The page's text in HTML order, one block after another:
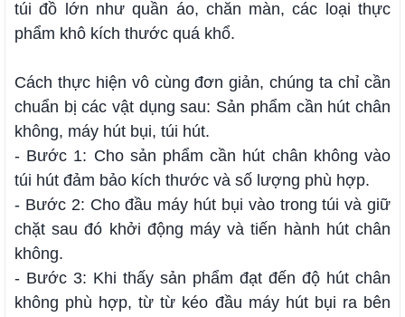
túi đồ lớn như quần áo, chăn màn, các loại thực
phẩm khô kích thước quá khổ.
Cách thực hiện vô cùng đơn giản, chúng ta chỉ cần
chuẩn bị các vật dụng sau: Sản phẩm cần hút chân
không, máy hút bụi, túi hút.
- Bước 1: Cho sản phẩm cần hút chân không vào
túi hút đảm bảo kích thước và số lượng phù hợp.
- Bước 2: Cho đầu máy hút bụi vào trong túi và giữ
chặt sau đó khởi động máy và tiến hành hút chân
không.
- Bước 3: Khi thấy sản phẩm đạt đến độ hút chân
không phù hợp, từ từ kéo đầu máy hút bụi ra bên